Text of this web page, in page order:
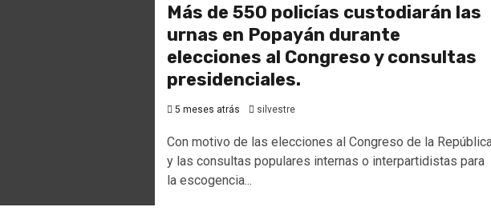
Más de 550 policías custodiarán las
urnas en Popayán durante
elecciones al Congreso y consultas
presidenciales.
5 meses atrás silvestre
Con motivo de las elecciones al Congreso de la
y las consultas populares internas o interpartidistas para
la escogencia...